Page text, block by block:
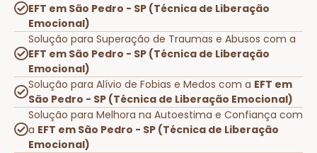
EFT em São Pedro - SP (Técnica de Liberação
Emocional)
Solução para Superação de Traumas e Abusos com a
EFT em São Pedro - SP (Técnica de Liberação
Emocional)
Solução para Alívio de Fobias e Medos com a EFT em
São Pedro - SP (Técnica de Liberação Emocional)
Solução para Melhora na Autoestima e Confiança com
a EFT em São Pedro - SP (Técnica de Liberação
Emocional)